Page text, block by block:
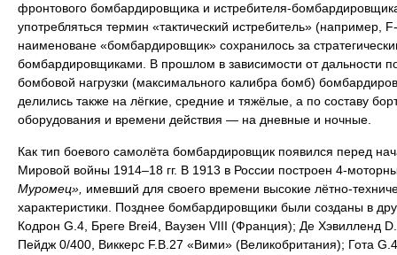
фронтового бомбардировщика и истребителя-
употребляться термин «тактический истребитель» (например,
наименоване «бомбардировщик» сохранилось за
бомбардировщиками. В прошлом в зависимости от дальности
бомбовой нагрузки (максимального калибра бомб)
делились также на лёгкие, средние и тяжёлые, а по составу
оборудования и времени действия — на дневные и ночные.
Как тип боевого самолёта бомбардировщик появился перед
Мировой войны 1914–18 гг. В 1913 в России построен 4-
Муромец», имевший для своего времени высокие лётно-
характеристики. Позднее бомбардировщики были созданы в
Кодрон G.4, Бреге Brei4, Ваузен VIII (Франция); Де Хэвилленд
Пейдж 0/400, Виккерс F.B.27 «Вими» (Великобритания); Гота